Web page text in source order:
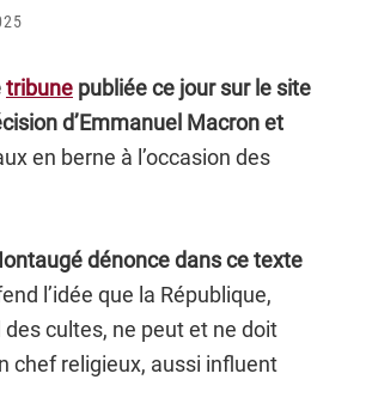
tribune publiée ce jour sur le site
d’Emmanuel Macron et
en berne à l’occasion des
dénonce dans ce texte
l’idée que la République,
des cultes, ne peut et ne doit
chef religieux, aussi influent